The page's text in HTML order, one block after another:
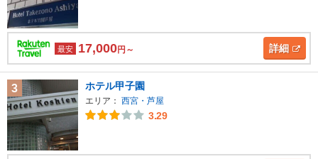
最安 17,000円～ 詳細
3 ホテル甲子園
エリア： 西宮・芦屋
3.29